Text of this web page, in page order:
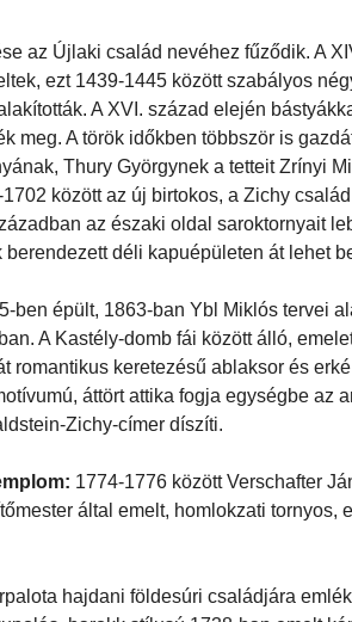
az Újlaki család nevéhez fűződik. A
ezt 1439-1445 között szabályos
A XVI. század elején
meg. A török időkben többször is
Thury Györgynek a tetteit Zrínyi
között az új birtokos, a Zichy
az északi oldal saroktornyait
berendezett déli kapuépületen át lehet
ben épült, 1863-ban Ybl Miklós tervei
A Kastély-domb fái között álló,
romantikus keretezésű ablaksor és
áttört attika fogja egységbe az
Zichy-címer díszíti.
1774-1776 között Verschafter
által emelt, homlokzati tornyos,
hajdani földesúri családjára